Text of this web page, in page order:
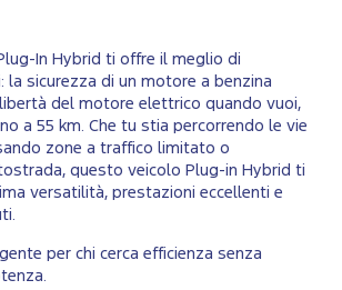
In Hybrid ti offre il meglio di
la sicurezza di un motore a benzina
del motore elettrico quando vuoi,
a 55 km. Che tu stia percorrendo le vie
zone a traffico limitato o
questo veicolo Plug-in Hybrid ti
versatilità, prestazioni eccellenti e
per chi cerca efficienza senza